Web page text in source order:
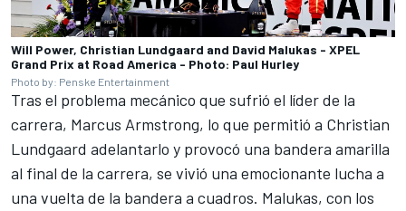
Will Power, Christian Lundgaard and David Malukas - XPEL
Grand Prix at Road America - Photo: Paul Hurley
Photo by: Penske Entertainment
Tras el problema mecánico que sufrió el líder de la
carrera, Marcus Armstrong, lo que permitió a Christian
Lundgaard adelantarlo y provocó una bandera amarilla
al final de la carrera, se vivió una emocionante lucha a
una vuelta de la bandera a cuadros. Malukas, con los